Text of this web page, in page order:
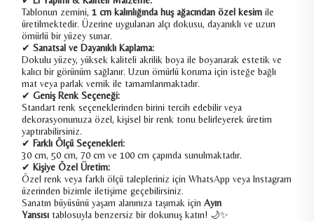
Tablonun zemini, 1 cm kalınlığında huş ağacından özel kesim ile
üretilmektedir. Üzerine uygulanan alçı dokusu, dayanıklı ve uzun
ömürlü bir yüzey sunar.
✔ Sanatsal ve Dayanıklı Kaplama:
Dokulu yüzey, yüksek kaliteli akrilik boya ile boyanarak estetik ve
kalıcı bir görünüm sağlanır. Uzun ömürlü koruma için isteğe bağlı
mat veya parlak vernik ile tamamlanmaktadır.
✔ Geniş Renk Seçeneği:
Standart renk seçeneklerinden birini tercih edebilir veya
dekorasyonunuza özel, kişisel bir renk tonu belirleyerek üretim
yaptırabilirsiniz.
✔ Farklı Ölçü Seçenekleri:
30 cm, 50 cm, 70 cm ve 100 cm çapında sunulmaktadır.
✔ Kişiye Özel Üretim:
Özel renk veya farklı ölçü talepleriniz için WhatsApp veya Instagram
üzerinden bizimle iletişime geçebilirsiniz.
Sanatın büyüsünü yaşam alanınıza taşımak için Ayın
Yansısı tablosuyla benzersiz bir dokunuş katın! 🌙✨